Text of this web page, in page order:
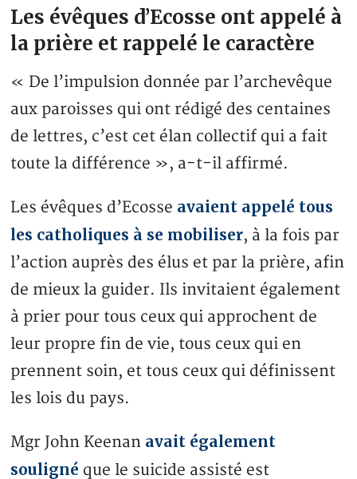
Les évêques d’Ecosse ont appelé à
la prière et rappelé le caractère
« De l’impulsion donnée par l’archevêque
aux paroisses qui ont rédigé des centaines
de lettres, c’est cet élan collectif qui a fait
toute la différence », a-t-il affirmé.
Les évêques d’Ecosse avaient appelé tous
les catholiques à se mobiliser, à la fois par
l’action auprès des élus et par la prière, afin
de mieux la guider. Ils invitaient également
à prier pour tous ceux qui approchent de
leur propre fin de vie, tous ceux qui en
prennent soin, et tous ceux qui définissent
les lois du pays.
Mgr John Keenan avait également
souligné que le suicide assisté est